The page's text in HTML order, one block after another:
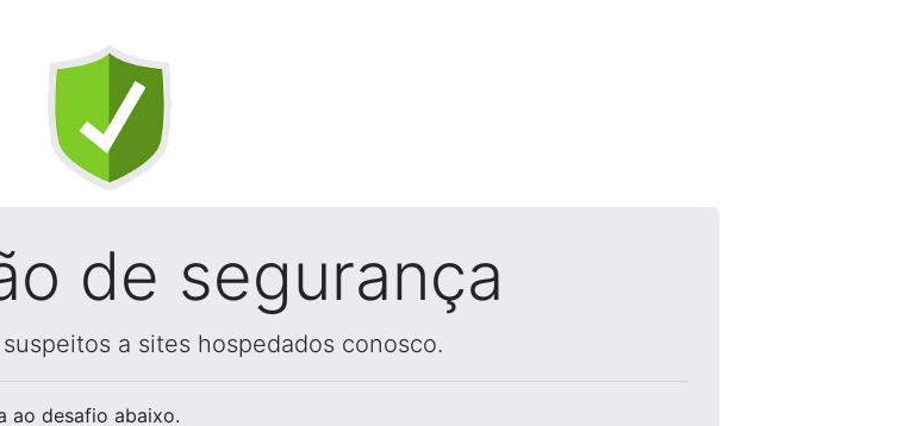
de segurança
a sites hospedados conosco.
ao desafio abaixo.